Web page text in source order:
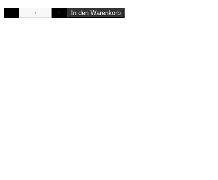
- + In den Warenkorb